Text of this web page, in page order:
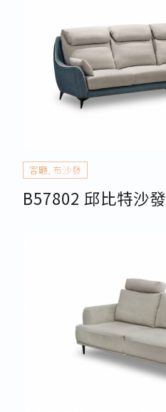
客廳,布沙發
B57802 邱比特沙發